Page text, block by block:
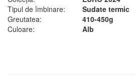
Tipul de îmbinare:
Sudate termic
Greutatea:
410-450g
Culoare:
Alb